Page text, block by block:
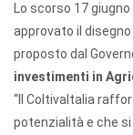
Lo scorso 17
approvato il disegno
proposto dal
investimenti in
“Il ColtivaItalia
potenzialità e che